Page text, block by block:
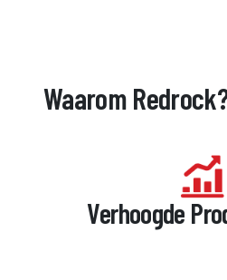
Waarom
Verhoogde